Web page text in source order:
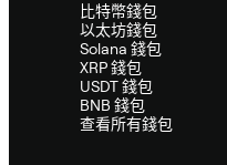
比特幣錢包
以太坊錢包
Solana 錢包
XRP 錢包
USDT 錢包
BNB 錢包
查看所有錢包